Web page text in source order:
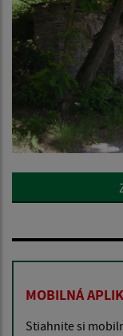
MOBILNÁ
Stiahnite si